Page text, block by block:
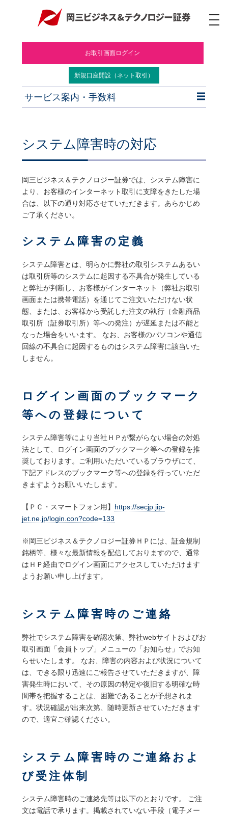
ナ
ビ
システム障害時の対応
岡三ビジネス＆テクノロジー証券では、システム障害に
より、お客様のインターネット取引に支障をきたした場
合は、以下の通り対応させていただきます。あらかじめ
ご了承ください。
システム障害の定義
システム障害とは、明らかに弊社の取引システムあるい
は取引所等のシステムに起因する不具合が発生している
と弊社が判断し、お客様がインターネット（弊社お取引
画面または携帯電話）を通じてご注文いただけない状
態、または、お客様から受託した注文の執行（金融商品
取引所（証券取引所）等への発注）が遅延または不能と
なった場合をいいます。 なお、お客様のパソコンや通信
回線の不具合に起因するものはシステム障害に該当いた
しません。
ログイン画面のブックマーク
等への登録について
システム障害等により当社ＨＰが繋がらない場合の対処
法として、ログイン画面のブックマーク等への登録を推
奨しております。ご利用いただいているブラウザにて、
下記アドレスのブックマーク等への登録を行っていただ
きますようお願いいたします。
【ＰＣ・スマートフォン用】 https://secjp.jip-
jet.ne.jp/login.con?code=133
※岡三ビジネス＆テクノロジー証券ＨＰには、証金規制
銘柄等、様々な最新情報を配信しておりますので、通常
はＨＰ経由でログイン画面にアクセスしていただけます
ようお願い申し上げます。
システム障害時のご連絡
弊社でシステム障害を確認次第、弊社webサイトおよびお
取引画面「会員トップ」メニューの「お知らせ」でお知
らせいたします。 なお、障害の内容および状況について
は、できる限り迅速にご報告させていただきますが、障
害発生時において、その原因の特定や復旧する明確な時
間帯を把握することは、困難であることが予想されま
す。状況確認が出来次第、随時更新させていただきます
ので、適宜ご確認ください。
システム障害時のご連絡およ
び受注体制
システム障害時のご連絡先等は以下のとおりです。 ご注
文は電話で承ります。掲載されていない手段（電子メー
お取引画面ログイン
新規口座開設（ネット取引）
サービス案内・手数料